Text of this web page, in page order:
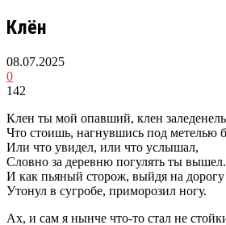
Клён
08.07.2025
0
142
Клен ты мой опавший, клен
Что стоишь, нагнувшись под метелью
Или что увидел, или что услышал,
Словно за деревню погулять ты вышел.
И как пьяный сторож, выйдя на дорогу
Утонул в сугробе, приморозил ногу.
Ах, и сам я нынче что-то стал не